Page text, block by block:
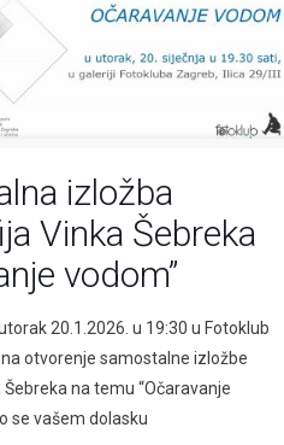
izložba
Vinka Šebreka
vodom”
20.1.2026. u 19:30 u Fotoklub
otvorenje samostalne izložbe
na temu “Očaravanje
se vašem dolasku